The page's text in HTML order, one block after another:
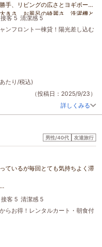
手、リビングの広さとヨギボーの
きさ、お風呂の綺麗さ、洗濯機と
とどれも最高でした！
合わせをした際に対応いただいた
やり取りが出来ました。
グリア、パイナップルパーク、古
したが周りに建物が無く気をつか
安心です！
も最適でゆっくり過ごす事も名護
接客 5 清潔感 5
ンフロント一棟貸！陽光差し込む
たり/税込)
（投稿日：2025/9/23）
詳しくみる
男性/40代 友達旅行
ているが毎回とても気持ちよく滞
す！
思います。
接客 5 清潔感 5
らお得！レンタルカート・朝食付